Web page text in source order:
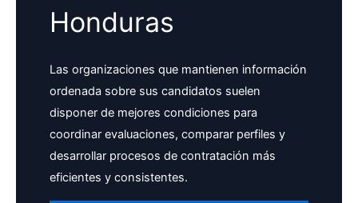
Honduras
Las organizaciones que mantienen información
ordenada sobre sus candidatos suelen
disponer de mejores condiciones para
coordinar evaluaciones, comparar perfiles y
desarrollar procesos de contratación más
eficientes y consistentes.